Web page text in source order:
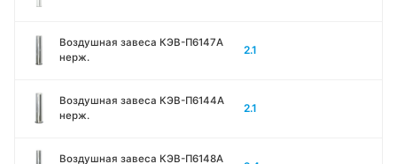
Воздушная завеса КЭВ-П6147A
нерж.
2.1
Воздушная завеса КЭВ-П6144A
нерж.
2.1
Воздушная завеса КЭВ-П6148A